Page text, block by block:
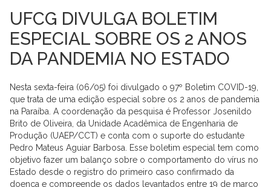
UFCG DIVULGA BOLETIM
ESPECIAL SOBRE OS 2 ANOS
DA PANDEMIA NO ESTADO
Nesta sexta-feira (06/05) foi divulgado o 97º Boletim COVID-19,
que trata de uma edição especial sobre os 2 anos de pandemia
na Paraíba. A coordenação da pesquisa é Professor Josenildo
Brito de Oliveira, da Unidade Acadêmica de Engenharia de
Produção (UAEP/CCT) e conta com o suporte do estudante
Pedro Mateus Aguiar Barbosa. Esse boletim especial tem como
objetivo fazer um balanço sobre o comportamento do vírus no
Estado desde o registro do primeiro caso confirmado da
doença e compreende os dados levantados entre 19 de março